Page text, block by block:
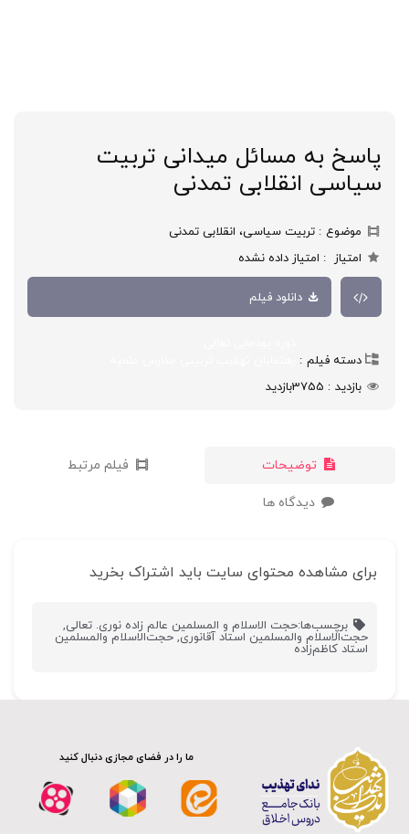
پاسخ به مسائل میدانی تربیت
سیاسی انقلابی تمدنی
موضوع
تربیت سیاسی، انقلابی تمدنی
امتیاز
امتیاز داده نشده
دانلود فیلم
دسته فیلم
بازدید
3755بازدید
توضیحات فیلم مرتبط
دیدگاه ها
برای مشاهده محتوای سایت باید اشتراک بخرید
برچسب‌ها:حجت الاسلام و المسلمین عالم زاده نوری. تعالی,
حجت‌الاسلام والمسلمین استاد آقانوری, حجت‌الاسلام والمسلمین
استاد کاظم‌زاده
ما را در فضای مجازی دنبال کنید